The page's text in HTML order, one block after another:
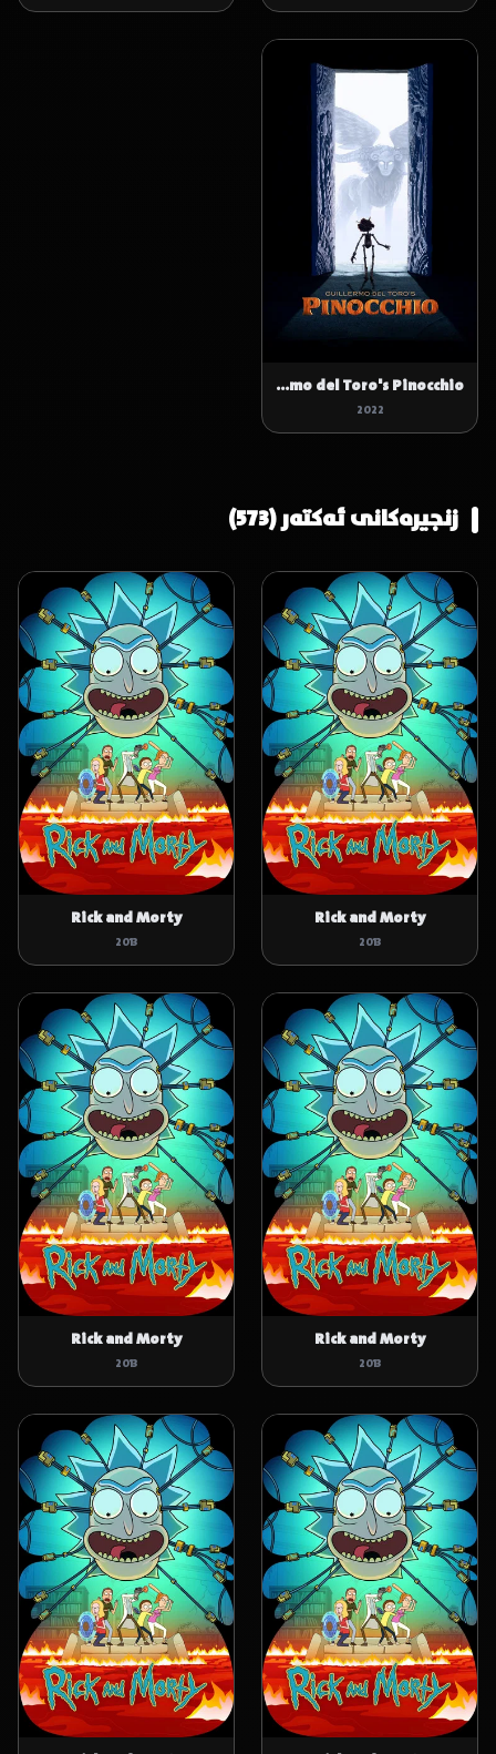
Guillermo del Toro's Pinocchio
2022
زنجیرەکانی ئەکتەر (573)
Rick and Morty
2013
Rick and Morty
2013
Rick and Morty
2013
Rick and Morty
2013